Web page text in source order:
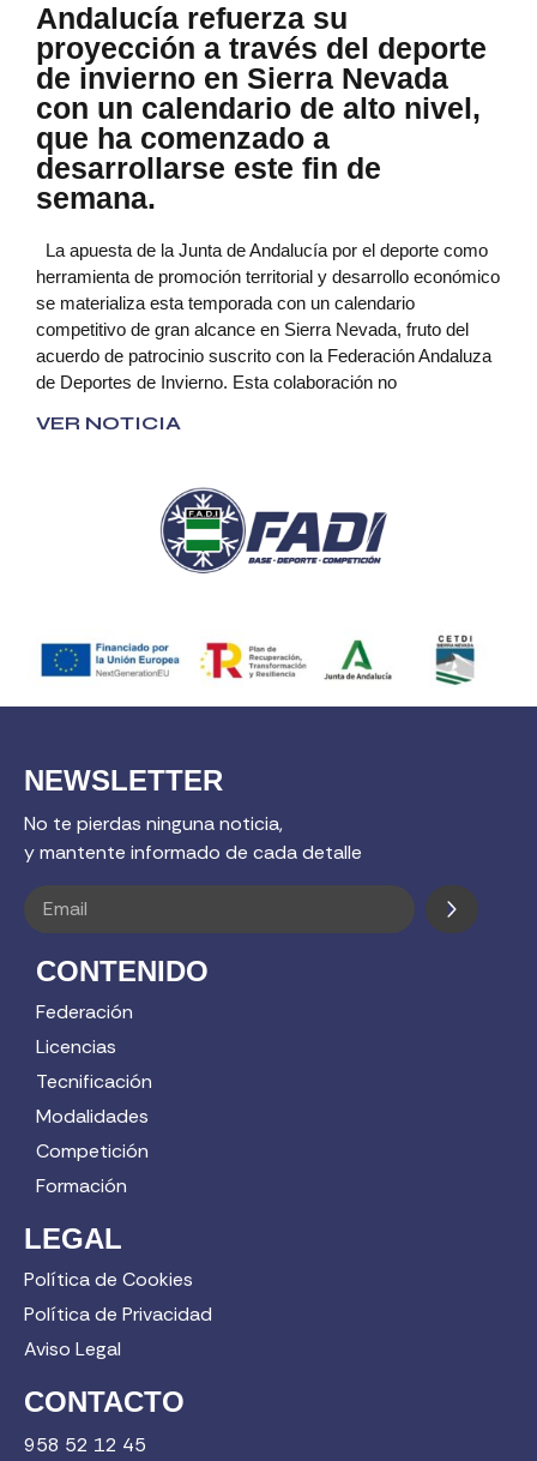
Andalucía refuerza su
proyección a través del deporte
de invierno en Sierra Nevada
con un calendario de alto nivel,
que ha comenzado a
desarrollarse este fin de
semana.
La apuesta de la Junta de Andalucía por el deporte como
herramienta de promoción territorial y desarrollo económico
se materializa esta temporada con un calendario
competitivo de gran alcance en Sierra Nevada, fruto del
acuerdo de patrocinio suscrito con la Federación Andaluza
de Deportes de Invierno. Esta colaboración no
VER NOTICIA
NEWSLETTER
No te pierdas ninguna noticia,
y mantente informado de cada detalle
CONTENIDO
Federación
Licencias
Tecnificación
Modalidades
Competición
Formación
LEGAL
Política de Cookies
Política de Privacidad
Aviso Legal
CONTACTO
958 52 12 45